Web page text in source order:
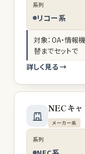
系列
リコー系
対象：OA・情報
替までセットで
詳しく見る →
NECキャ
メーカー系
系列